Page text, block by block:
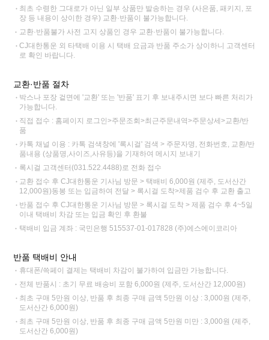
최초 수령한 그대로가 아닌 일부 상품만 발송하는 경우 (사은품, 패키지, 포
장 등 내용이 상이한 경우) 교환·반품이 불가능합니다.
교환·반품불가 사전 고지 상품인 경우 교환·반품이 불가능합니다.
CJ대한통운 외 타택배 이용 시 택배 요금과 반품 주소가 상이하니 고객센터
로 확인 바랍니다.
교환·반품 절차
박스나 포장 겉면에 '교환' 또는 '반품' 표기 후 보내주시면 보다 빠른 처리가
가능합니다.
직접 접수 : 홈페이지 로그인>주문조회>최근주문내역>주문상세>교환/반
품
카톡 채널 이용 : 카톡 검색창에 '록시걸' 검색 > 주문자명, 전화번호, 교환/반
품내용 (상품명,사이즈,사유등)을 기재하여 메시지 보내기
록시걸 고객센터(031.522.4488)로 전화 접수
교환 접수 후 CJ대한통운 기사님 방문 > 택배비 6,000원 (제주, 도서산간
12,000원)동봉 또는 입금하여 전달 > 록시걸 도착>제품 검수 후 교환 출고
반품 접수 후 CJ대한통운 기사님 방문 > 록시걸 도착 > 제품 검수 후 4~5일
이내 택배비 차감 또는 입금 확인 후 환불
택배비 입금 계좌 : 국민은행 515537-01-017828 (주)에스에이코리아
반품 택배비 안내
휴대폰/쓱페이 결제는 택배비 차감이 불가하여 입금만 가능합니다.
전체 반품시 : 초기 무료 배송비 포함 6,000원 (제주, 도서산간 12,000원)
최초 구매 5만원 이상, 반품 후 최종 구매 금액 5만원 이상 : 3,000원 (제주,
도서산간 6,000원)
최초 구매 5만원 이상, 반품 후 최종 구매 금액 5만원 미만 : 3,000원 (제주,
도서산간 6,000원)